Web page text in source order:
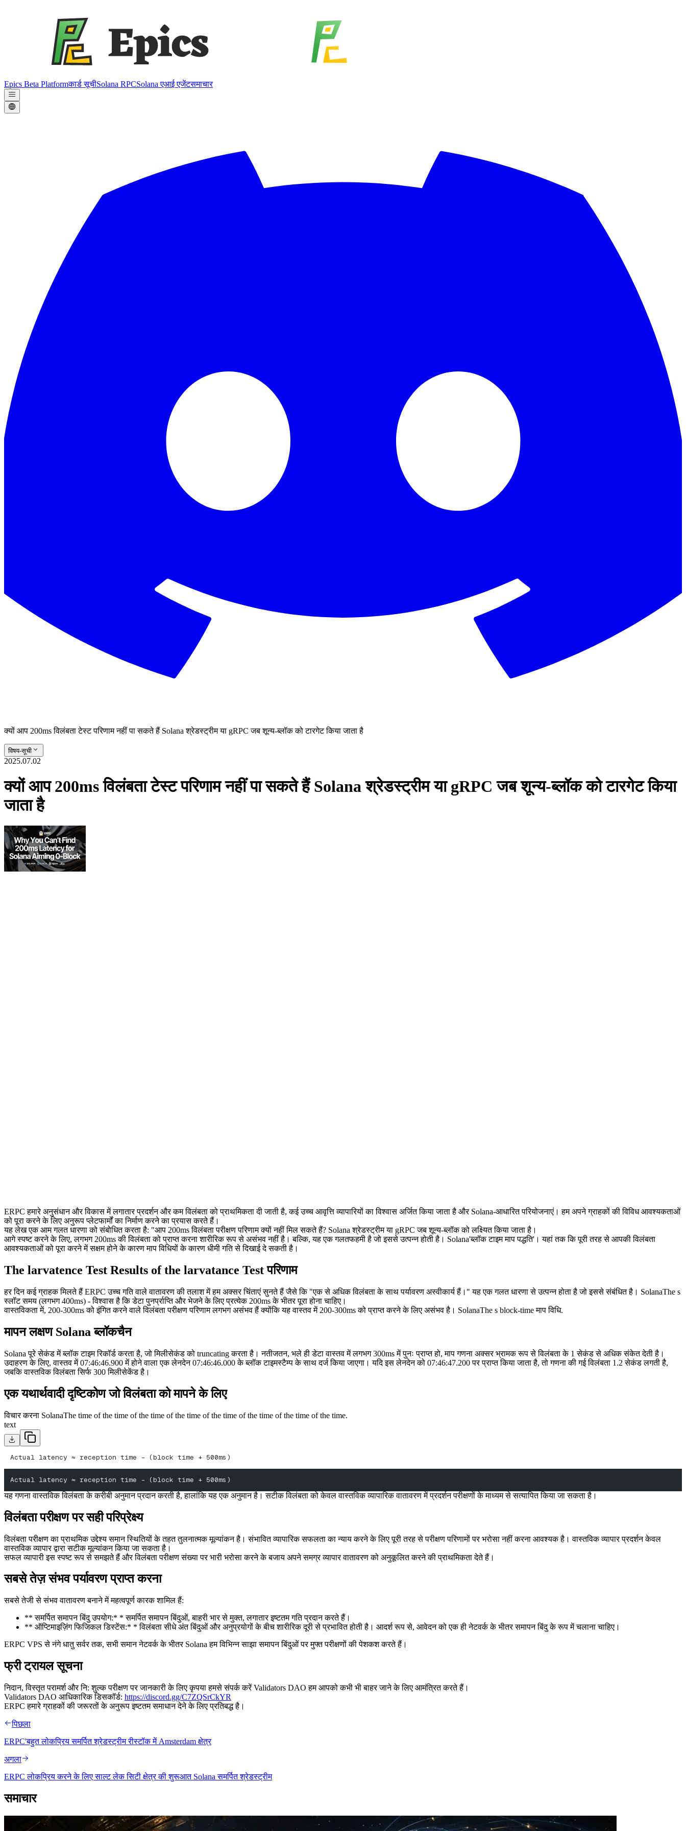
Epics Beta Platformकार्ड सूचीSolana RPCSolana एआई एजेंटसमाचार
क्यों आप 200ms विलंबता टेस्ट परिणाम नहीं पा सकते हैं Solana श्रेडस्ट्रीम या gRPC जब शून्य-ब्लॉक को टारगेट किया जाता है
विषय-सूची
2025.07.02
क्यों आप 200ms विलंबता टेस्ट परिणाम नहीं पा सकते हैं Solana श्रेडस्ट्रीम या gRPC जब शून्य-ब्लॉक को टारगेट किया
जाता है
ERPC हमारे अनुसंधान और विकास में लगातार प्रदर्शन और कम विलंबता को प्राथमिकता दी जाती है, कई उच्च आवृत्ति व्यापारियों का विश्वास अर्जित किया जाता है और Solana-आधारित परियोजनाएं। हम अपने ग्राहकों की विविध आवश्यकताओं
को पूरा करने के लिए अनुरूप प्लेटफार्मों का निर्माण करने का प्रयास करते हैं।
यह लेख एक आम गलत धारणा को संबोधित करता है: "आप 200ms विलंबता परीक्षण परिणाम क्यों नहीं मिल सकते हैं? Solana श्रेडस्ट्रीम या gRPC जब शून्य-ब्लॉक को लक्ष्यित किया जाता है।
आगे स्पष्ट करने के लिए, लगभग 200ms की विलंबता को प्राप्त करना शारीरिक रूप से असंभव नहीं है। बल्कि, यह एक गलतफहमी है जो इससे उत्पन्न होती है। Solana'ब्लॉक टाइम माप पद्धति'। यहां तक कि पूरी तरह से आपकी विलंबता
आवश्यकताओं को पूरा करने में सक्षम होने के कारण माप विधियों के कारण धीमी गति से दिखाई दे सकती है।
The larvatence Test Results of the larvatance Test परिणाम
हर दिन कई ग्राहक मिलते हैं ERPC उच्च गति वाले वातावरण की तलाश में हम अक्सर चिंताएं सुनते हैं जैसे कि "एक से अधिक विलंबता के साथ पर्यावरण अस्वीकार्य हैं।" यह एक गलत धारणा से उत्पन्न होता है जो इससे संबंधित है। SolanaThe s
स्लॉट समय (लगभग 400ms) - विश्वास है कि डेटा पुनर्प्राप्ति और भेजने के लिए प्रत्येक 200ms के भीतर पूरा होना चाहिए।
वास्तविकता में, 200-300ms को इंगित करने वाले विलंबता परीक्षण परिणाम लगभग असंभव हैं क्योंकि यह वास्तव में 200-300ms को प्राप्त करने के लिए असंभव है। SolanaThe s block-time माप विधि.
मापन लक्षण Solana ब्लॉकचैन
Solana पूरे सेकंड में ब्लॉक टाइम रिकॉर्ड करता है, जो मिलीसेकंड को truncating करता है। नतीजतन, भले ही डेटा वास्तव में लगभग 300ms में पुनः प्राप्त हो, माप गणना अक्सर भ्रामक रूप से विलंबता के 1 सेकंड से अधिक संकेत देती है।
उदाहरण के लिए, वास्तव में 07:46:46.900 में होने वाला एक लेनदेन 07:46:46.000 के ब्लॉक टाइमस्टैम्प के साथ दर्ज किया जाएगा। यदि इस लेनदेन को 07:46:47.200 पर प्राप्त किया जाता है, तो गणना की गई विलंबता 1.2 सेकंड लगती है,
जबकि वास्तविक विलंबता सिर्फ 300 मिलीसेकेंड है।
एक यथार्थवादी दृष्टिकोण जो विलंबता को मापने के लिए
विचार करना SolanaThe time of the time of the time of the time of the time of the time of the time of the time.
text
Actual latency ≈ reception time - (block time + 500ms)
Actual latency ≈ reception time - (block time + 500ms)
यह गणना वास्तविक विलंबता के करीबी अनुमान प्रदान करती है, हालांकि यह एक अनुमान है। सटीक विलंबता को केवल वास्तविक व्यापारिक वातावरण में प्रदर्शन परीक्षणों के माध्यम से सत्यापित किया जा सकता है।
विलंबता परीक्षण पर सही परिप्रेक्ष्य
विलंबता परीक्षण का प्राथमिक उद्देश्य समान स्थितियों के तहत तुलनात्मक मूल्यांकन है। संभावित व्यापारिक सफलता का न्याय करने के लिए पूरी तरह से परीक्षण परिणामों पर भरोसा नहीं करना आवश्यक है। वास्तविक व्यापार प्रदर्शन केवल
वास्तविक व्यापार द्वारा सटीक मूल्यांकन किया जा सकता है।
सफल व्यापारी इस स्पष्ट रूप से समझते हैं और विलंबता परीक्षण संख्या पर भारी भरोसा करने के बजाय अपने समग्र व्यापार वातावरण को अनुकूलित करने की प्राथमिकता देते हैं।
सबसे तेज़ संभव पर्यावरण प्राप्त करना
सबसे तेजी से संभव वातावरण बनाने में महत्वपूर्ण कारक शामिल हैं:
** समर्पित समापन बिंदु उपयोग:* * समर्पित समापन बिंदुओं, बाहरी भार से मुक्त, लगातार इष्टतम गति प्रदान करते हैं।
** ऑप्टिमाइज़िंग फिजिकल डिस्टेंस:* * विलंबता सीधे अंत बिंदुओं और अनुप्रयोगों के बीच शारीरिक दूरी से प्रभावित होती है। आदर्श रूप से, आवेदन को एक ही नेटवर्क के भीतर समापन बिंदु के रूप में चलाना चाहिए।
ERPC VPS से नंगे धातु सर्वर तक, सभी समान नेटवर्क के भीतर Solana हम विभिन्न साझा समापन बिंदुओं पर मुफ्त परीक्षणों की पेशकश करते हैं।
फ्री ट्रायल सूचना
निदान, विस्तृत परामर्श और नि: शुल्क परीक्षण पर जानकारी के लिए कृपया हमसे संपर्क करें Validators DAO हम आपको कभी भी बाहर जाने के लिए आमंत्रित करते हैं।
Validators DAO आधिकारिक डिसकॉर्ड: https://discord.gg/C7ZQSrCkYR
ERPC हमारे ग्राहकों की जरूरतों के अनुरूप इष्टतम समाधान देने के लिए प्रतिबद्ध है।
पिछला
ERPC'बहुत लोकप्रिय समर्पित श्रेडस्ट्रीम रीस्टॉक में Amsterdam क्षेत्र
अगला
ERPC लोकप्रिय करने के लिए साल्ट लेक सिटी क्षेत्र की शुरूआत Solana समर्पित श्रेडस्ट्रीम
समाचार